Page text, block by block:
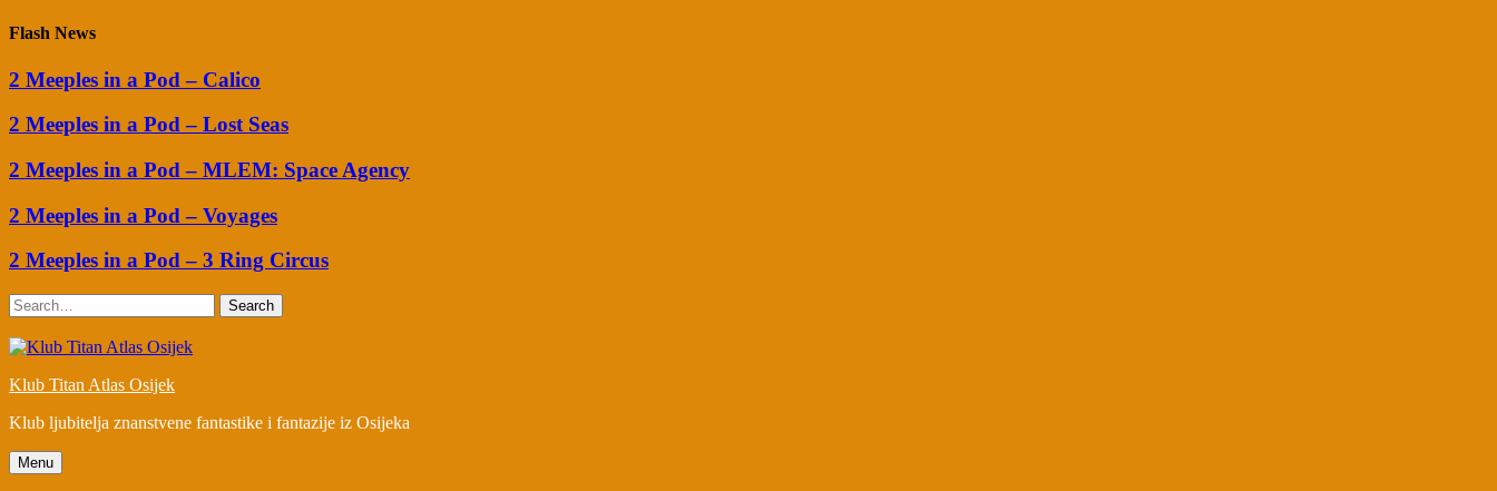
Flash News
2 Meeples in a Pod – Calico
2 Meeples in a Pod – Lost Seas
2 Meeples in a Pod – MLEM: Space Agency
2 Meeples in a Pod – Voyages
2 Meeples in a Pod – 3 Ring Circus
Search
Klub Titan Atlas Osijek
Klub ljubitelja znanstvene fantastike i fantazije iz Osijeka
Menu